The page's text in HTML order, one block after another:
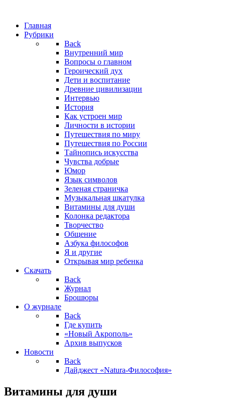
Главная
Рубрики
Back
Внутренний мир
Вопросы о главном
Героический дух
Дети и воспитание
Древние цивилизации
Интервью
История
Как устроен мир
Личности в истории
Путешествия по миру
Путешествия по России
Тайнопись искусства
Чувства добрые
Юмор
Язык символов
Зеленая страничка
Музыкальная шкатулка
Витамины для души
Колонка редактора
Творчество
Общение
Азбука философов
Я и другие
Открывая мир ребенка
Скачать
Back
Журнал
Брошюры
О журнале
Back
Где купить
«Новый Акрополь»
Архив выпусков
Новости
Back
Дайджест «Natura-Философия»
Витамины для души